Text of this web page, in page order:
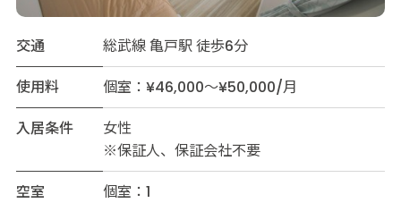
交通
総武線 亀戸駅 徒歩6分
使用料
個室：¥46,000～¥50,000/月
入居条件
女性
※保証人、保証会社不要
空室
個室：1